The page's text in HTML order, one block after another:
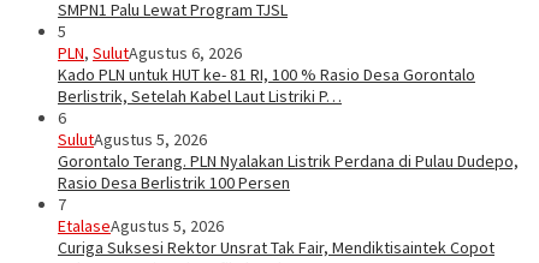
SMPN1 Palu Lewat Program TJSL
5
PLN, SulutAgustus 6, 2026
Kado PLN untuk HUT ke- 81 RI, 100 % Rasio Desa Gorontalo
Berlistrik, Setelah Kabel Laut Listriki P…
6
SulutAgustus 5, 2026
Gorontalo Terang. PLN Nyalakan Listrik Perdana di Pulau Dudepo,
Rasio Desa Berlistrik 100 Persen
7
EtalaseAgustus 5, 2026
Curiga Suksesi Rektor Unsrat Tak Fair, Mendiktisaintek Copot